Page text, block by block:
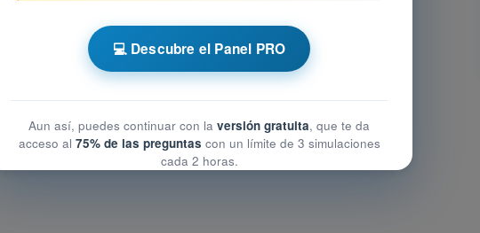
Drones A1-A3
la aviación
la aviación
💻 Descubre el Panel PRO
Aun así, puedes continuar con la versión gratuita, que te da
acceso al 75% de las preguntas con un límite de 3 simulaciones
cada 2 horas.